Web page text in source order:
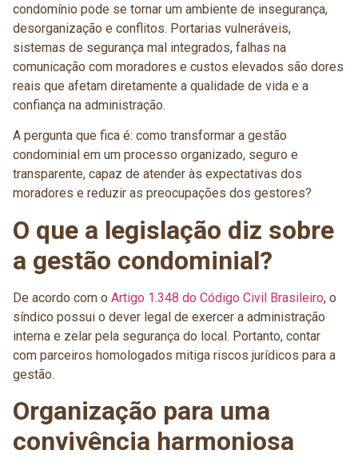
condomínio pode se tornar um ambiente de insegurança,
desorganização e conflitos. Portarias vulneráveis,
sistemas de segurança mal integrados, falhas na
comunicação com moradores e custos elevados são dores
reais que afetam diretamente a qualidade de vida e a
confiança na administração.
A pergunta que fica é: como transformar a gestão
condominial em um processo organizado, seguro e
transparente, capaz de atender às expectativas dos
moradores e reduzir as preocupações dos gestores?
O que a legislação diz sobre
a gestão condominial?
De acordo com o Artigo 1.348 do Código Civil Brasileiro, o
síndico possui o dever legal de exercer a administração
interna e zelar pela segurança do local. Portanto, contar
com parceiros homologados mitiga riscos jurídicos para a
gestão.
Organização para uma
convivência harmoniosa